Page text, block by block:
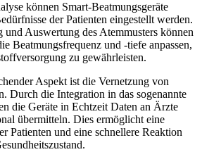
können Smart-Beatmungsgeräte
der Patienten eingestellt werden.
Auswertung des Atemmusters können
Beatmungsfrequenz und -tiefe anpassen,
zu gewährleisten.
Aspekt ist die Vernetzung von
Durch die Integration in das sogenannte
die Geräte in Echtzeit Daten an Ärzte
übermitteln. Dies ermöglicht eine
Patienten und eine schnellere Reaktion